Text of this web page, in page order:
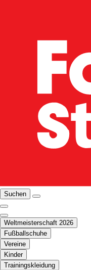
Suchen
Weltmeisterschaft 2026
Fußballschuhe
Vereine
Kinder
Trainingskleidung